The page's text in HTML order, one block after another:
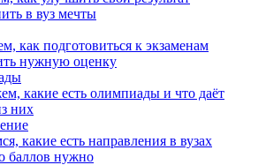
в вуз мечты
как подготовиться к экзаменам
нужную оценку
какие есть олимпиады и что даёт
них
какие есть направления в вузах
баллов нужно